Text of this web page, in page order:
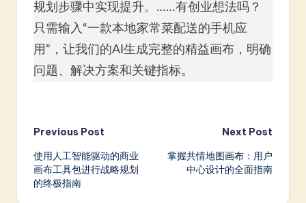
规划步骤中实现提升。……有创业想法吗？
只需输入“一款本地家常菜配送的手机应
用”，让我们的AI生成完整的精益画布，明确
问题、解决方案和关键指标。
Post
navigation
Previous Post
使用人工智能驱动的商业
画布工具包进行战略规划
的终极指南
Next Post
掌握共情地图画布：用户
中心设计的全面指南